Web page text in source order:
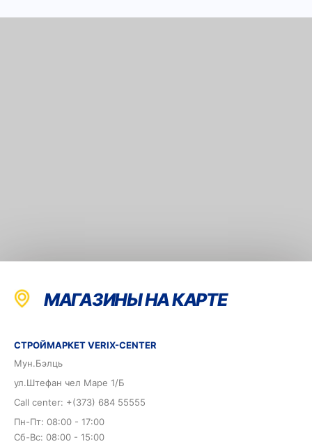
МАГАЗИНЫ НА КАРТЕ
СТРОЙМАРКЕТ VERIX-CENTER
Мун.Бэлць
ул.Штефан чел Маре 1/Б
Call center: +(373) 684 55555
Пн-Пт: 08:00 - 17:00
Сб-Вс: 08:00 - 15:00